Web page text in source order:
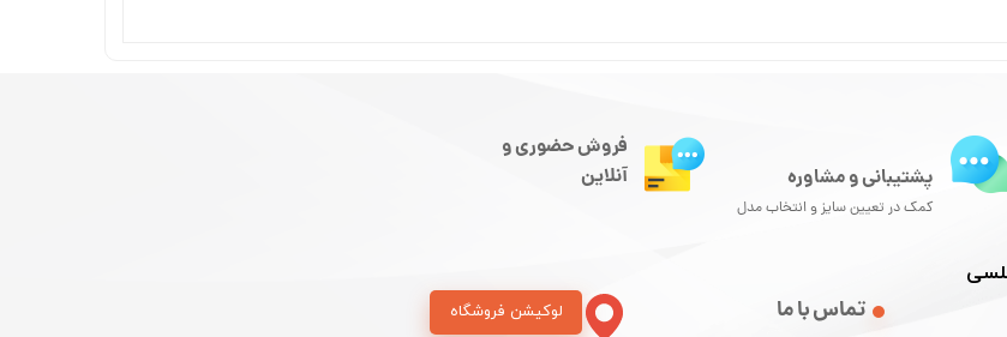
تماس با ما
پشتیبانی و مشاوره
کمک در تعیین سایز و انتخاب مدل
فروش حضوری و
آنلاین
لوکیشن فروشگاه